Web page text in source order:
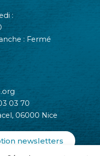
:
: Fermé
03 70
06000 Nice
newsletters